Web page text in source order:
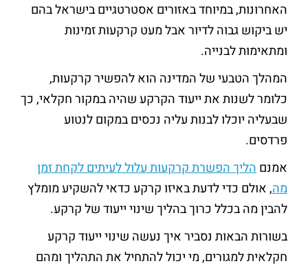
האחרונות, במיוחד באזורים אסטרטגיים בישראל בהם
יש ביקוש גבוה לדיור אבל מעט קרקעות זמינות
ומתאימות לבנייה.
המהלך הטבעי של המדינה הוא להפשיר קרקעות,
כלומר לשנות את ייעוד הקרקע שהיה במקור חקלאי, כך
שבעליה יוכלו לבנות עליה נכסים במקום לנטוע
פרדסים.
אמנםהליך הפשרת קרקעות עלול לעיתים לקחת זמן
מה, אולם כדי לדעת באיזו קרקע כדאי להשקיע מומלץ
להבין מה בכלל כרוך בהליך שינוי ייעוד של קרקע.
בשורות הבאות נסביר איך נעשה שינוי ייעוד קרקע
חקלאית למגורים, מי יכול להתחיל את התהליך ומהם